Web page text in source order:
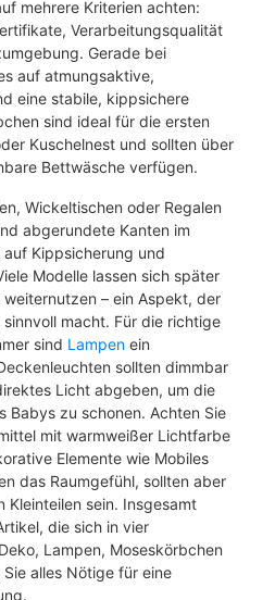
mehrere Kriterien achten:
Verarbeitungsqualität
Gerade bei
auf atmungsaktive,
eine stabile, kippsichere
sind ideal für die ersten
Kuschelnest und sollten über
Bettwäsche verfügen.
Wickeltischen oder Regalen
abgerundete Kanten im
Kippsicherung und
Modelle lassen sich später
– ein Aspekt, der
macht. Für die richtige
sind Lampen ein
sollten dimmbar
Licht abgeben, um die
Babys zu schonen. Achten Sie
mit warmweißer Lichtfarbe
Elemente wie Mobiles
das Raumgefühl, sollten aber
sein. Insgesamt
die sich in vier
Lampen, Moseskörbchen
alles Nötige für eine